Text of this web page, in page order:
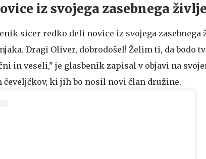
iz svojega zasebnega
sicer redko deli novice iz svojega zasebnega
Dragi Oliver, dobrodošel! Želim ti, da bodo
in veseli," je glasbenik zapisal v objavi na
ki jih bo nosil novi član družine.